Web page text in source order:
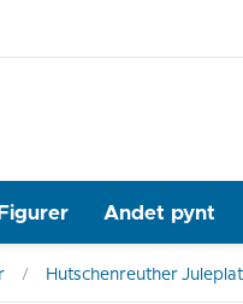
Figurer Andet pynt
Hutschenreuther